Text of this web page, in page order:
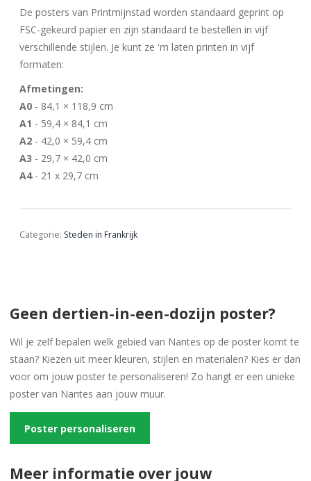
De posters van Printmijnstad worden standaard geprint op
FSC-gekeurd papier en zijn standaard te bestellen in vijf
verschillende stijlen. Je kunt ze 'm laten printen in vijf
formaten:
Afmetingen:
A0 - 84,1 × 118,9 cm
A1 - 59,4 × 84,1 cm
A2 - 42,0 × 59,4 cm
A3 - 29,7 × 42,0 cm
A4- 21 x 29,7 cm
Categorie: Steden in Frankrijk
Geen dertien-in-een-dozijn poster?
Wil je zelf bepalen welk gebied van Nantes op de poster komt te
staan? Kiezen uit meer kleuren, stijlen en materialen? Kies er dan
voor om jouw poster te personaliseren! Zo hangt er een unieke
poster van Nantes aan jouw muur.
Poster personaliseren
Meer informatie over jouw